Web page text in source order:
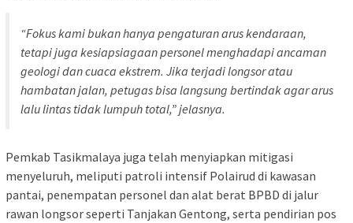
“Fokus kami bukan hanya pengaturan arus kendaraan,
tetapi juga kesiapsiagaan personel menghadapi ancaman
geologi dan cuaca ekstrem. Jika terjadi longsor atau
hambatan jalan, petugas bisa langsung bertindak agar arus
lalu lintas tidak lumpuh total,” jelasnya.
Pemkab Tasikmalaya juga telah menyiapkan mitigasi
menyeluruh, meliputi patroli intensif Polairud di kawasan
pantai, penempatan personel dan alat berat BPBD di jalur
rawan longsor seperti Tanjakan Gentong, serta pendirian pos